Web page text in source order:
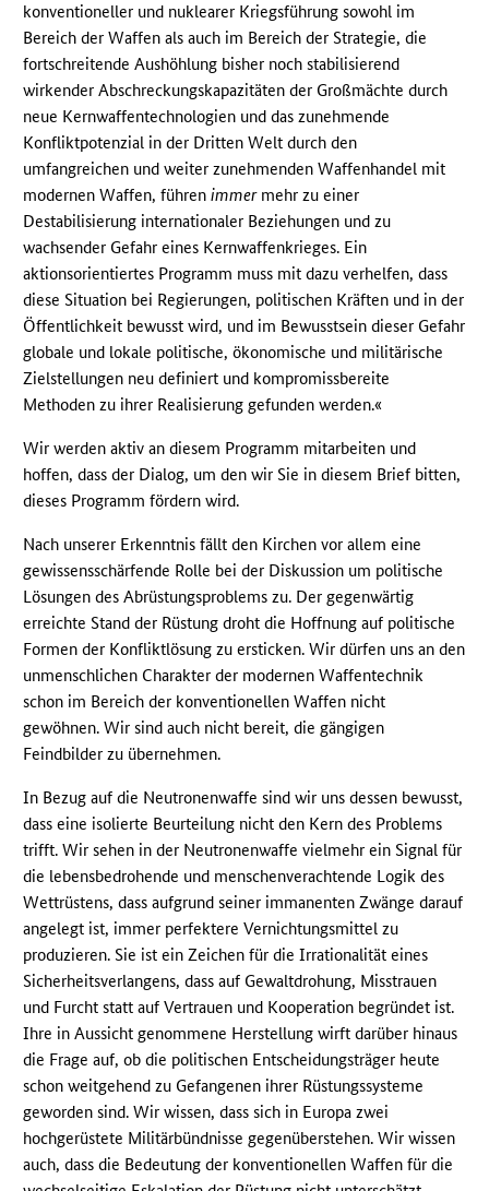
konventioneller und nuklearer Kriegsführung sowohl im
Bereich der Waffen als auch im Bereich der Strategie, die
fortschreitende Aushöhlung bisher noch stabilisierend
wirkender Abschreckungskapazitäten der Großmächte durch
neue Kernwaffentechnologien und das zunehmende
Konfliktpotenzial in der Dritten Welt durch den
umfangreichen und weiter zunehmenden Waffenhandel mit
modernen Waffen, führenimmermehr zu einer
Destabilisierung internationaler Beziehungen und zu
wachsender Gefahr eines Kernwaffenkrieges. Ein
aktionsorientiertes Programm muss mit dazu verhelfen, dass
diese Situation bei Regierungen, politischen Kräften und in der
Öffentlichkeit bewusst wird, und im Bewusstsein dieser Gefahr
globale und lokale politische, ökonomische und militärische
Zielstellungen neu definiert und kompromissbereite
Methoden zu ihrer Realisierung gefunden werden.«
Wir werden aktiv an diesem Programm mitarbeiten und
hoffen, dass der Dialog, um den wir Sie in diesem Brief bitten,
dieses Programm fördern wird.
Nach unserer Erkenntnis fällt den Kirchen vor allem eine
gewissensschärfende Rolle bei der Diskussion um politische
Lösungen des Abrüstungsproblems zu. Der gegenwärtig
erreichte Stand der Rüstung droht die Hoffnung auf politische
Formen der Konfliktlösung zu ersticken. Wir dürfen uns an den
unmenschlichen Charakter der modernen Waffentechnik
schon im Bereich der konventionellen Waffen nicht
gewöhnen. Wir sind auch nicht bereit, die gängigen
Feindbilder zu übernehmen.
In Bezug auf die Neutronenwaffe sind wir uns dessen bewusst,
dass eine isolierte Beurteilung nicht den Kern des Problems
trifft. Wir sehen in der Neutronenwaffe vielmehr ein Signal für
die lebensbedrohende und menschenverachtende Logik des
Wettrüstens, dass aufgrund seiner immanenten Zwänge darauf
angelegt ist, immer perfektere Vernichtungsmittel zu
produzieren. Sie ist ein Zeichen für die Irrationalität eines
Sicherheitsverlangens, dass auf Gewaltdrohung, Misstrauen
und Furcht statt auf Vertrauen und Kooperation begründet ist.
Ihre in Aussicht genommene Herstellung wirft darüber hinaus
die Frage auf, ob die politischen Entscheidungsträger heute
schon weitgehend zu Gefangenen ihrer Rüstungssysteme
geworden sind. Wir wissen, dass sich in Europa zwei
hochgerüstete Militärbündnisse gegenüberstehen. Wir wissen
auch, dass die Bedeutung der konventionellen Waffen für die